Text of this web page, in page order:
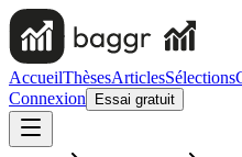
AccueilThèsesArticlesSélections
Connexion
Essai gratuit